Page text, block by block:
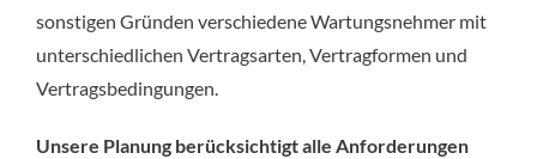
sonstigen Gründen verschiedene Wartungsnehmer mit
unterschiedlichen Vertragsarten, Vertragformen und
Vertragsbedingungen.
Unsere Planung berücksichtigt alle Anforderungen